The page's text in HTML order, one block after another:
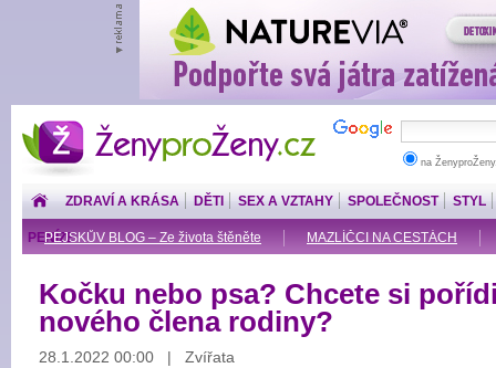
ŽenyproŽeny.cz
na
ZDRAVÍ A KRÁSA DĚTI SEX A VZTAHY SPOLEČNOST STYL
PEJSKŮV BLOG – Ze života štěněte MAZLÍČCI NA CESTÁCH
PENÍZE
Kočku nebo psa? Chcete si
nového člena rodiny?
28.1.2022 00:00 | Zvířata